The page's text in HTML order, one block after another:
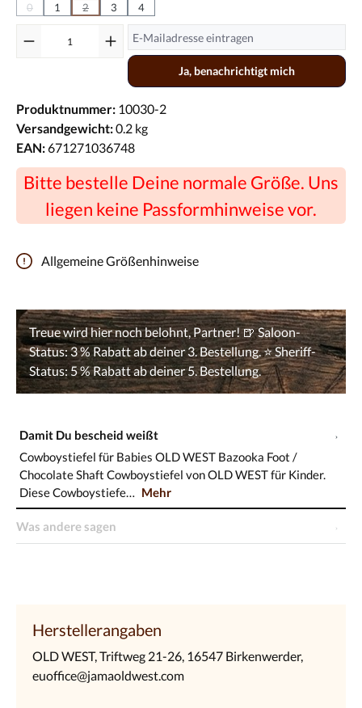
0(Diese Option ist zurzeit nicht verfügbar.)
1 2(Diese Option ist zurzeit nicht verfügbar.)
3 4
Ja, benachrichtigt mich
Produktnummer: 10030-2
Versandgewicht:0.2 kg
EAN:671271036748
Bitte bestelle Deine normale Größe. Uns
liegen keine Passformhinweise vor.
Allgemeine Größenhinweise
Damit Du bescheid weißt
Cowboystiefel für Babies OLD WEST Bazooka Foot /
Chocolate Shaft Cowboystiefel von OLD WEST für Kinder.
Diese Cowboystiefe… Mehr
Was andere sagen
Herstellerangaben
OLD WEST, Triftweg 21-26, 16547 Birkenwerder,
euoffice@jamaoldwest.com